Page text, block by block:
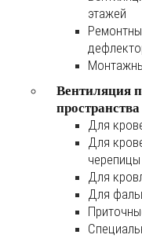
этажей
Вентиляция
пространства
Для
Для
черепицы
Для
Для